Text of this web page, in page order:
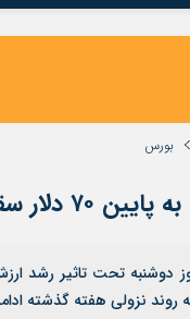
پیوندها
کسب و
بورس
دلار سقوط کرد
دوشنبه تحت تاثیر رشد
نزولی هفته گذشته